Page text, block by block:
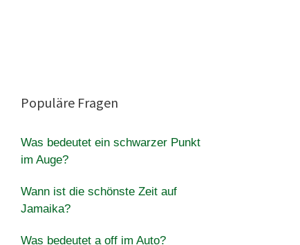
Populäre Fragen
Was bedeutet ein schwarzer Punkt
im Auge?
Wann ist die schönste Zeit auf
Jamaika?
Was bedeutet a off im Auto?